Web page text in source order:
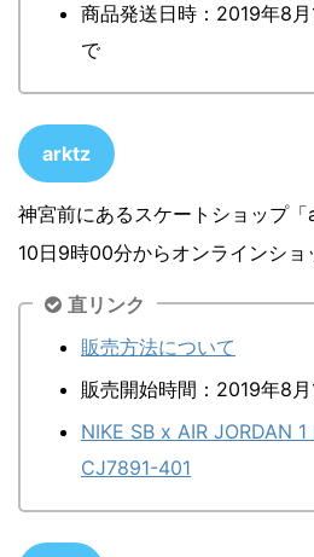
商品発送日時：2019年8
で
arktz
神宮前にあるスケートショップ
10日9時00分からオンラインショ
直リンク
販売方法について
販売開始時間：2019年8
NIKE SB x AIR JORDAN 1
CJ7891-401